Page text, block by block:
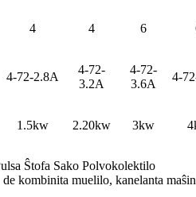
4 4 6
4-72-2.8A
4-72-
3.2A
4-72-
3.6A
4-
1.5kw 2.20kw 3kw
Ŝtofa Sako Polvokolektilo
kombinita muelilo, kanelanta